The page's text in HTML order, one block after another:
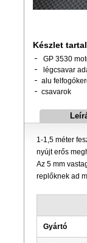
Készlet
GP 3530
légcsavar
alu
csavarok
1-1,5 méter
nyújt erős
Az 5 mm
replőknek ad
Gyártó